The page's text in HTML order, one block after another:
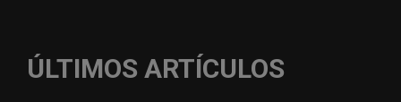
ÚLTIMOS ARTÍCULOS